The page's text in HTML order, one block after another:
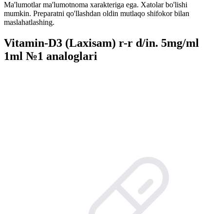
Ma'lumotlar ma'lumotnoma xarakteriga ega. Xatolar bo'lishi
mumkin. Preparatni qo'llashdan oldin mutlaqo shifokor bilan
maslahatlashing.
Vitamin-D3 (Laxisam) r-r d/in. 5mg/ml
1ml №1 analoglari